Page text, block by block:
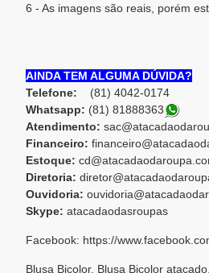
6 - As imagens são reais, porém
AINDA TEM ALGUMA DÚVIDA?
Telefone: (81) 4042-0174
Whatsapp: (81) 81888363
Atendimento:
Financeiro:
Estoque:
Diretoria:
Ouvidoria:
Skype: atacadaodasroupas
Facebook: https://
Blusa Bicolor, Blusa Bicolor